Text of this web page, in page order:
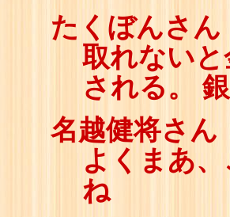
たくぼんさん
取れない
される。
名越健将さん
よくまあ
ね